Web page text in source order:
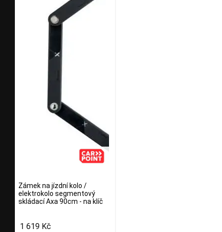
Zámek na jízdní kolo /
elektrokolo segmentový
skládací Axa 90cm - na klíč
1 619 Kč